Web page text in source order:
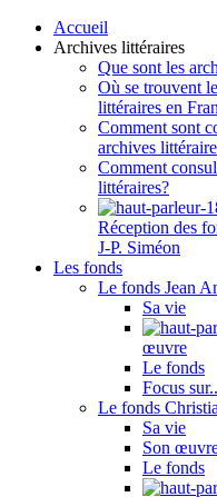
Accueil
Archives littéraires
Que sont les
Où se trouvent
littéraires en
Comment sont
archives
Comment
littéraires?
Réception des
J-P. Siméon
Les fonds
Le fonds Jean
Sa vie
œuvre
Le fonds
Focus
Le fonds
Sa vie
Son
Le fonds